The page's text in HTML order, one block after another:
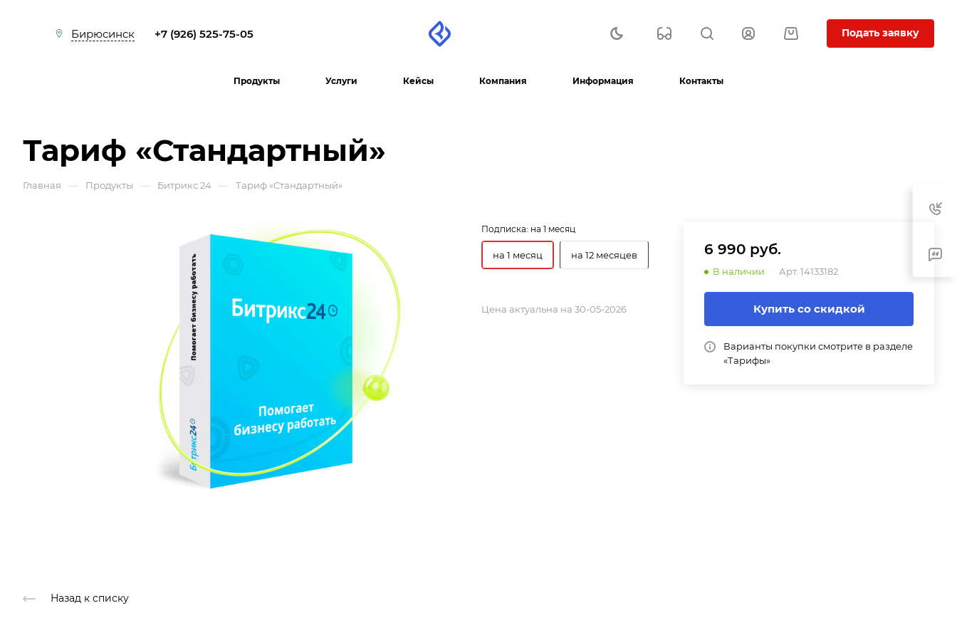
Бирюсинск +7 (926) 525-75-05 Подать заявку
Продукты Услуги Кейсы Компания Информация Контакты
Тариф «Стандартный»
Главная — Продукты — Битрикс 24 — Тариф «Стандартный»
6 990 руб.
В наличии Арт. 14133182
Купить со скидкой
Варианты покупки смотрите в разделе
«Тарифы»
Подписка: на 1 месяц
на 1 месяц на 12 месяцев
Цена актуальна на 30-05-2026
Назад к списку